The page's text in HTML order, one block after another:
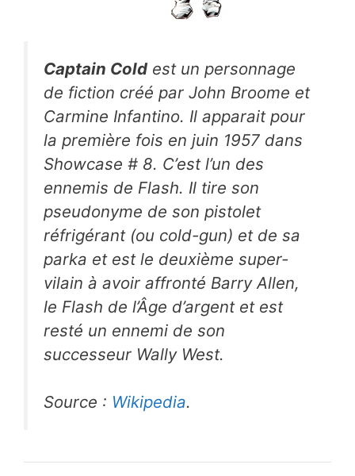
Captain Cold est un personnage
de fiction créé par John Broome et
Carmine Infantino. Il apparait pour
la première fois en juin 1957 dans
Showcase # 8. C’est l’un des
ennemis de Flash. Il tire son
pseudonyme de son pistolet
réfrigérant (ou cold-gun) et de sa
parka et est le deuxième super-
vilain à avoir affronté Barry Allen,
le Flash de l’Âge d’argent et est
resté un ennemi de son
successeur Wally West.
Source : Wikipedia.